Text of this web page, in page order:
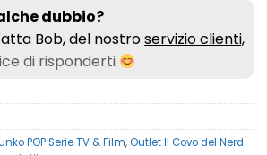
dubbio?
Bob, del nostroservizio clienti,
di risponderti
POP Serie TV & Film, Outlet Il Covo del Nerd -